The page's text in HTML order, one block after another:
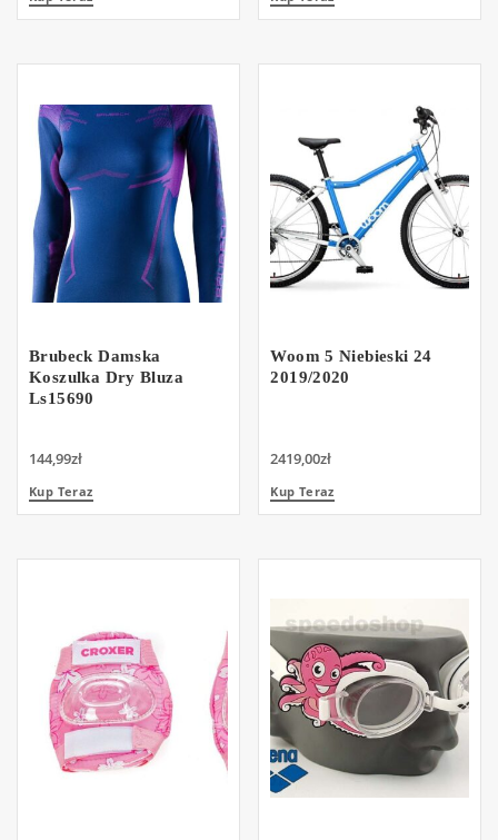
Brubeck Damska
Koszulka Dry Bluza
Ls15690
144,99zł
Kup Teraz
Woom 5 Niebieski 24
2019/2020
2419,00zł
Kup Teraz